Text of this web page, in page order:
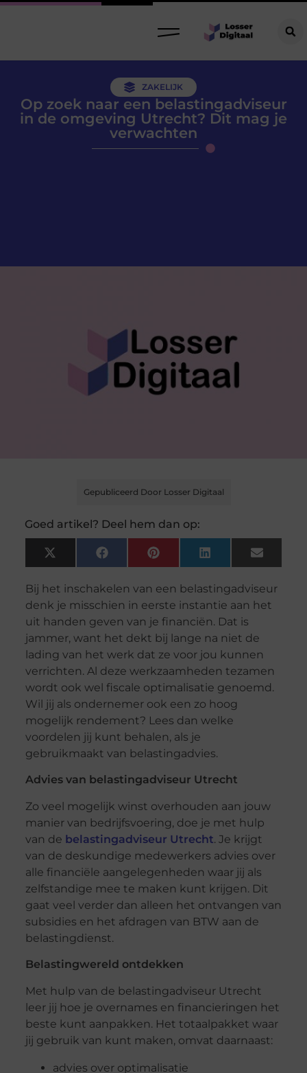
ZAKELIJK
Op zoek naar een belastingadviseur
in de omgeving Utrecht? Dit mag je
verwachten
Gepubliceerd Door Losser Digitaal
Goed artikel? Deel hem dan op:
X
(Twitter)
FacebookPinterest LinkedIn Email
Bij het inschakelen van een belastingadviseur
denk je misschien in eerste instantie aan het
uit handen geven van je financiën. Dat is
jammer, want het dekt bij lange na niet de
lading van het werk dat ze voor jou kunnen
verrichten. Al deze werkzaamheden tezamen
wordt ook wel fiscale optimalisatie genoemd.
Wil jij als ondernemer ook een zo hoog
mogelijk rendement? Lees dan welke
voordelen jij kunt behalen, als je
gebruikmaakt van belastingadvies.
Advies van belastingadviseur Utrecht
Zo veel mogelijk winst overhouden aan jouw
manier van bedrijfsvoering, doe je met hulp
van de belastingadviseur Utrecht. Je krijgt
van de deskundige medewerkers advies over
alle financiële aangelegenheden waar jij als
zelfstandige mee te maken kunt krijgen. Dit
gaat veel verder dan alleen het ontvangen van
subsidies en het afdragen van BTW aan de
belastingdienst.
Belastingwereld ontdekken
Met hulp van de belastingadviseur Utrecht
leer jij hoe je overnames en financieringen het
beste kunt aanpakken. Het totaalpakket waar
jij gebruik van kunt maken, omvat daarnaast:
advies over optimalisatie